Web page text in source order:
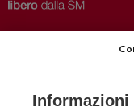
Privacy–Disclaimer